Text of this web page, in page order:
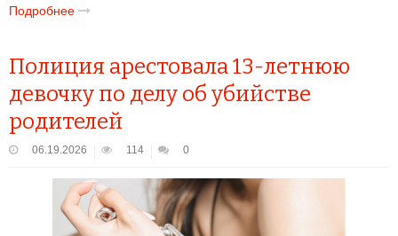
Подробнее
Полиция арестовала 13-летнюю
девочку по делу об убийстве
родителей
06.19.2026 114 0